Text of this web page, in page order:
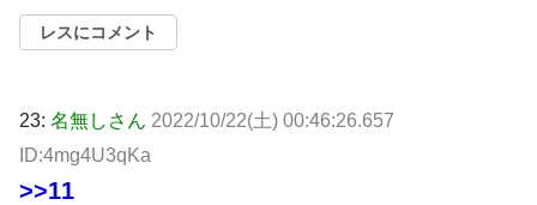
レスにコメント
23: 名無しさん 2022/10/22(土) 00:46:26.657
ID:4mg4U3qKa
>>11